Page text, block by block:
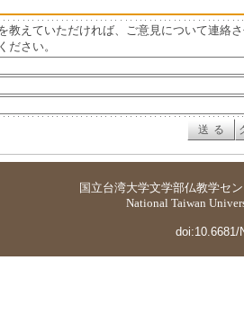
教えていただければ、ご意見について連絡
ださい。
国立台湾大学文学部仏教学セ
National Taiwan
doi:10.6681/